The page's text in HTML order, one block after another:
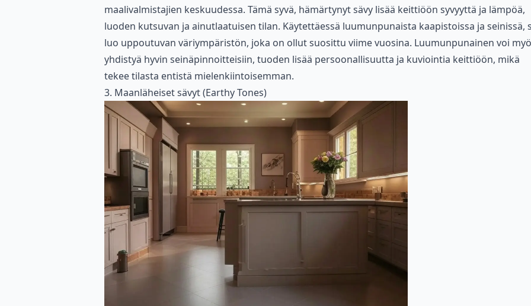
maalivalmistajien keskuudessa. Tämä syvä, hämärtynyt sävy lisää keittiöön syvyyttä ja lämpöä,
luoden kutsuvan ja ainutlaatuisen tilan. Käytettäessä luumunpunaista kaapistoissa ja seinissä,
luo uppoutuvan väriympäristön, joka on ollut suosittu viime vuosina. Luumunpunainen voi
yhdistyä hyvin seinäpinnoitteisiin, tuoden lisää persoonallisuutta ja kuviointia keittiöön, mikä
tekee tilasta entistä mielenkiintoisemman.
3. Maanläheiset sävyt (Earthy Tones)